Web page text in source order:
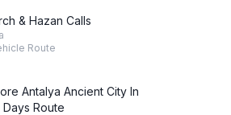
& Hazan Calls
Route
Antalya Ancient City In
Days Route